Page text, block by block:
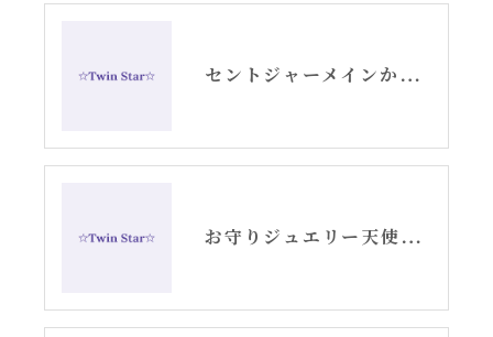
セントジャーメインからのメッセージ・水瓶座新月アリーシャ
お守りジュエリー天使の羽根シルバーピアス